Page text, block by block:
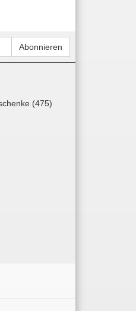
Abonnieren
(475)